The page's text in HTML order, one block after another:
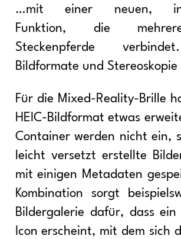
…mit einer neuen,
Funktion, die
Steckenpferde
Bildformate und
Für die Mixed-Reality-Brille
HEIC-Bildformat etwas
Container werden nicht ein,
leicht versetzt erstellte
mit einigen Metadaten
Kombination sorgt
Bildergalerie dafür, dass ein
Icon erscheint, mit dem sich